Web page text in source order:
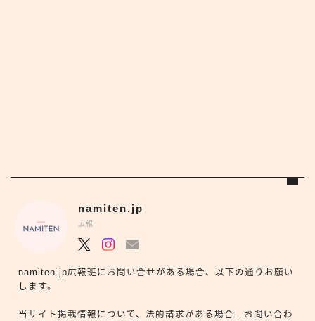
namiten.jp
広報
namiten.jp広報班にお問い合せがある場合、以下の通りお願い
します。
当サイト掲載情報について、法的請求がある場合…お問い合わ